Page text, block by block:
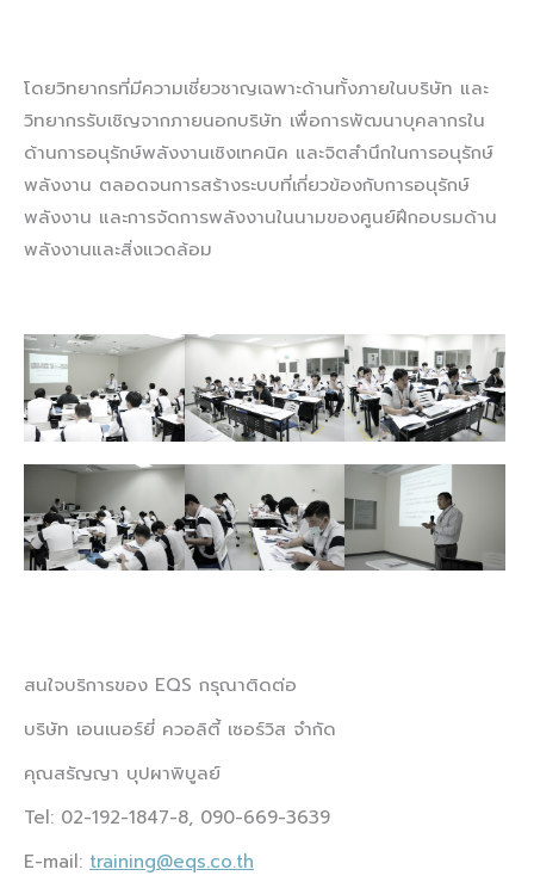
โดยวิทยากรที่มีความเชี่ยวชาญเฉพาะด้านทั้งภายในบริษัท และ
วิทยากรรับเชิญจากภายนอกบริษัท เพื่อการพัฒนาบุคลากรใน
ด้านการอนุรักษ์พลังงานเชิงเทคนิค และจิตสำนึกในการอนุรักษ์
พลังงาน ตลอดจนการสร้างระบบที่เกี่ยวข้องกับการอนุรักษ์
พลังงาน และการจัดการพลังงานในนามของศูนย์ฝึกอบรมด้าน
พลังงานและสิ่งแวดล้อม
สนใจบริการของ EQS กรุณาติดต่อ
บริษัท เอนเนอร์ยี่ ควอลิตี้ เซอร์วิส จำกัด
คุณสรัญญา บุปผาพิบูลย์
Tel: 02-192-1847-8, 090-669-3639
E-mail: training@eqs.co.th